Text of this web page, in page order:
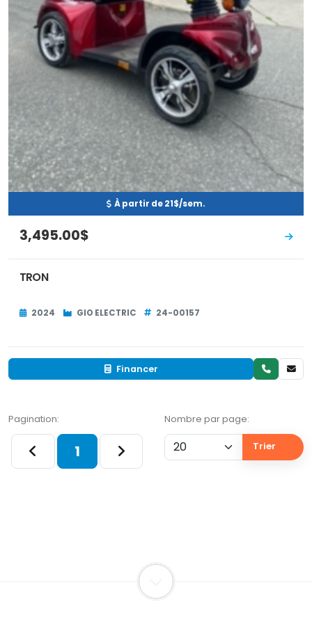
À partir de 21$/sem.
3,495.00$
TRON
2024 GIO ELECTRIC 24-00157
Financer
Pagination:
1
Nombre par page:
Trier